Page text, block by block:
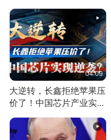
始？
04:09
大逆转，长鑫拒绝苹果压
价了！中国芯片产业实现